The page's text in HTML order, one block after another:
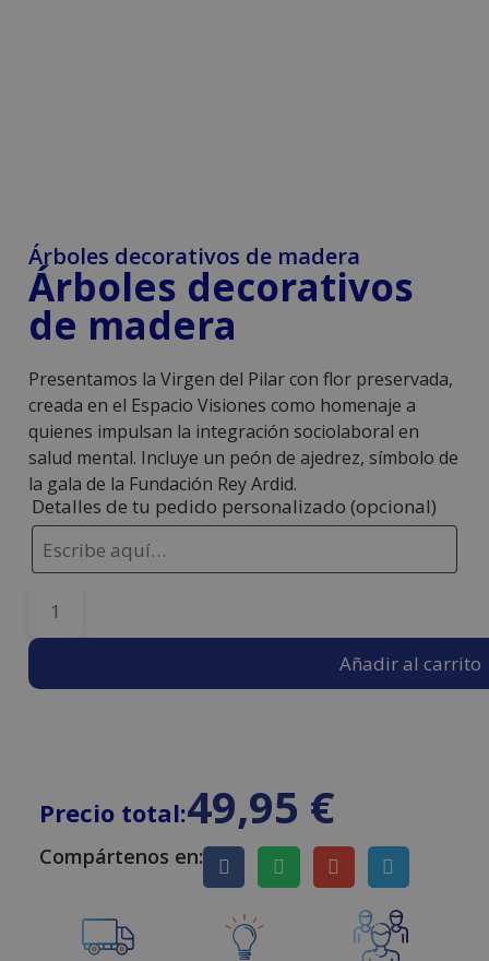
Árboles decorativos de madera
Árboles decorativos
de madera
Presentamos la Virgen del Pilar con flor preservada,
creada en el Espacio Visiones como homenaje a
quienes impulsan la integración sociolaboral en
salud mental. Incluye un peón de ajedrez, símbolo de
la gala de la Fundación Rey Ardid.
Detalles de tu pedido personalizado (opcional)
Añadir al carrito
Precio total:49,95 €
Compártenos en: